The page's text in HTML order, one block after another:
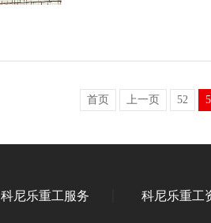
首页 上一页 52
科尼乐重工服务 科尼乐重工